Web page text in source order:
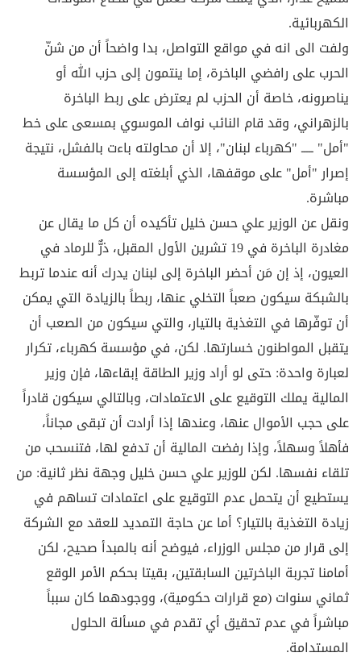
الكهربائية.
ولفت الى انه في مواقع التواصل، بدا واضحاً أن من شنّ
الحرب على رافضي الباخرة، إما ينتمون إلى حزب الله أو
يناصرونه، خاصة أن الحزب لم يعترض على ربط الباخرة
بالزهراني، وقد قام النائب نواف الموسوي بمسعى على خط
"أمل" ـــــ "كهرباء لبنان"، إلا أن محاولته باءت بالفشل، نتيجة
إصرار "أمل" على موقفها، الذي أبلغته إلى المؤسسة
مباشرة.
ونقل عن الوزير علي حسن خليل تأكيده أن كل ما يقال عن
مغادرة الباخرة في 19 تشرين الأول المقبل، ذرٌّ للرماد في
العيون، إذ إن مَن أحضر الباخرة إلى لبنان يدرك أنه عندما تربط
بالشبكة سيكون صعباً التخلي عنها، ربطاً بالزيادة التي يمكن
أن توفّرها في التغذية بالتيار، والتي سيكون من الصعب أن
يتقبل المواطنون خسارتها. لكن، في مؤسسة كهرباء، تكرار
لعبارة واحدة: حتى لو أراد وزير الطاقة إبقاءها، فإن وزير
المالية يملك التوقيع على الاعتمادات، وبالتالي سيكون قادراً
على حجب الأموال عنها، وعندها إذا أرادت أن تبقى مجاناً،
فأهلاً وسهلاً، وإذا رفضت المالية أن تدفع لها، فتنسحب من
تلقاء نفسها. لكن للوزير علي حسن خليل وجهة نظر ثانية: من
يستطيع أن يتحمل عدم التوقيع على اعتمادات تساهم في
زيادة التغذية بالتيار؟ أما عن حاجة التمديد للعقد مع الشركة
إلى قرار من مجلس الوزراء، فيوضح أنه بالمبدأ صحيح، لكن
أمامنا تجربة الباخرتين السابقتين، بقيتا بحكم الأمر الوقع
ثماني سنوات (مع قرارات حكومية)، ووجودهما كان سبباً
مباشراً في عدم تحقيق أي تقدم في مسألة الحلول
المستدامة.